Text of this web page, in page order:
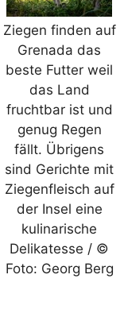
Ziegen finden auf
Grenada das
beste Futter weil
das Land
fruchtbar ist und
genug Regen
fällt. Übrigens
sind Gerichte mit
Ziegenfleisch auf
der Insel eine
kulinarische
Delikatesse / ©
Foto: Georg Berg